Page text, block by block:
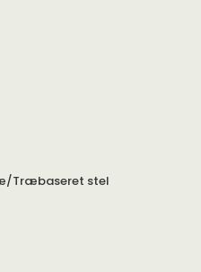
dine egne specifikationer?
og moderne stil. Med
med moderne linjer skaber
følelse, der passer perfekt i
kombination i det populære
med sorte kromben. Du kan
Træbaseret stel